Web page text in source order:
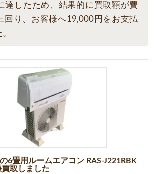
達したため、結果的に買取額が費
回り、お客様へ19,000円をお支払
6畳用ルームエアコン RAS-J221RBK
取しました